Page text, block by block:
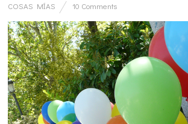
COSAS MÍAS 10 Comments